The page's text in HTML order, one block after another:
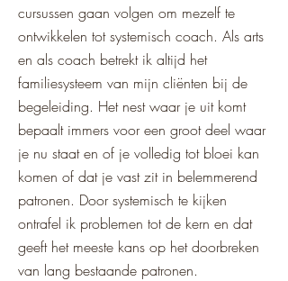
cursussen gaan volgen om mezelf te
ontwikkelen tot systemisch coach. Als arts
en als coach betrekt ik altijd het
familiesysteem van mijn cliënten bij de
begeleiding. Het nest waar je uit komt
bepaalt immers voor een groot deel waar
je nu staat en of je volledig tot bloei kan
komen of dat je vast zit in belemmerend
patronen. Door systemisch te kijken
ontrafel ik problemen tot de kern en dat
geeft het meeste kans op het doorbreken
van lang bestaande patronen.